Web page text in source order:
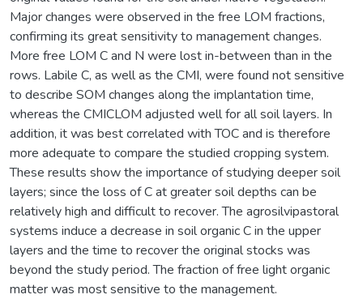
Major changes were observed in the free LOM fractions,
confirming its great sensitivity to management changes.
More free LOM C and N were lost in-between than in the
rows. Labile C, as well as the CMI, were found not sensitive
to describe SOM changes along the implantation time,
whereas the CMICLOM adjusted well for all soil layers. In
addition, it was best correlated with TOC and is therefore
more adequate to compare the studied cropping system.
These results show the importance of studying deeper soil
layers; since the loss of C at greater soil depths can be
relatively high and difficult to recover. The agrosilvipastoral
systems induce a decrease in soil organic C in the upper
layers and the time to recover the original stocks was
beyond the study period. The fraction of free light organic
matter was most sensitive to the management.